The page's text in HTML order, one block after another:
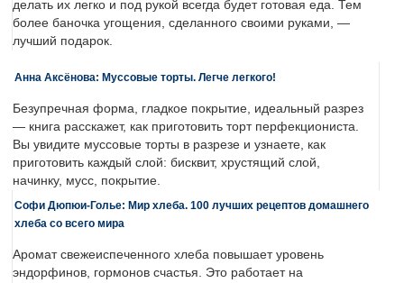
делать их легко и под рукой всегда будет готовая еда. Тем
более баночка угощения, сделанного своими руками, —
лучший подарок.
Анна Аксёнова: Муссовые торты. Легче легкого!
Безупречная форма, гладкое покрытие, идеальный разрез
— книга расскажет, как приготовить торт перфекциониста.
Вы увидите муссовые торты в разрезе и узнаете, как
приготовить каждый слой: бисквит, хрустящий слой,
начинку, мусс, покрытие.
Софи Дюпюи-Голье: Мир хлеба. 100 лучших рецептов домашнего
хлеба со всего мира
Аромат свежеиспеченного хлеба повышает уровень
эндорфинов, гормонов счастья. Это работает на